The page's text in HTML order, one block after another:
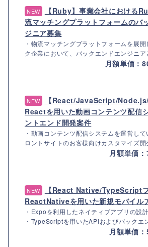
NEW
【Ruby】事業会社における
流マッチングプラットフォームのバ
ジニア募集
・物流マッチングプラットフォームを展
ク企業において、バックエンドエンジニア
月額単価：
NEW
【React/JavaScript/
Reactを用いた動画コンテンツ配信
ントエンド開発案件
・動画コンテンツ配信システムを運営し
ロントサイトのお客様向けカスタマイズ開
月額単価
NEW
【React Native/TypeScriptフ
ReactNativeを用いた新規モバイル
・Expoを利用したネイティブアプリの設
・TypeScriptを用いたAPIおよびバックエ
月額単価